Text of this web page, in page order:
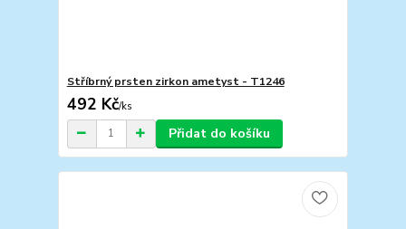
Stříbrný prsten zirkon ametyst - T1246
492 Kč/ks
Přidat do košíku